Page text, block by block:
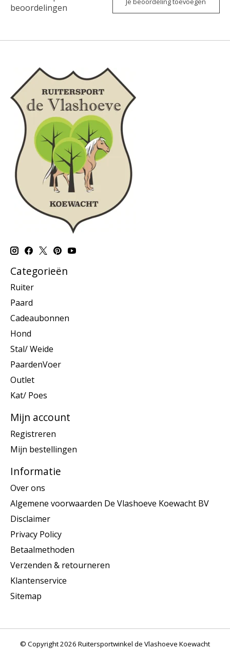
beoordelingen
Categorieën
Ruiter
Paard
Cadeaubonnen
Hond
Stal/ Weide
PaardenVoer
Outlet
Kat/ Poes
Mijn account
Registreren
Mijn bestellingen
Informatie
Over ons
Algemene voorwaarden De Vlashoeve Koewacht BV
Disclaimer
Privacy Policy
Betaalmethoden
Verzenden & retourneren
Klantenservice
Sitemap
© Copyright 2026 Ruitersportwinkel de Vlashoeve Koewacht